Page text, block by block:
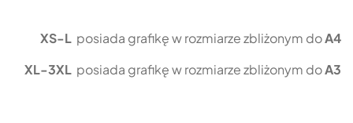
XS-L posiada grafikę w rozmiarze zbliżonym doA4
XL-3XL posiada grafikę w rozmiarze zbliżonym doA3